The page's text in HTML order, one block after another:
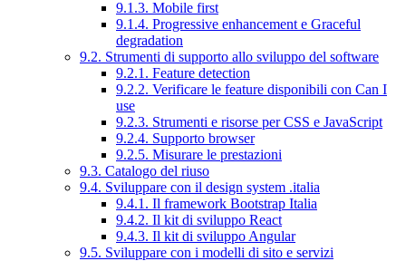
9.1.3. Mobile first
9.1.4. Progressive enhancement e Graceful
degradation
9.2. Strumenti di supporto allo sviluppo del software
9.2.1. Feature detection
9.2.2. Verificare le feature disponibili con Can I
use
9.2.3. Strumenti e risorse per CSS e JavaScript
9.2.4. Supporto browser
9.2.5. Misurare le prestazioni
9.3. Catalogo del riuso
9.4. Sviluppare con il design system .italia
9.4.1. Il framework Bootstrap Italia
9.4.2. Il kit di sviluppo React
9.4.3. Il kit di sviluppo Angular
9.5. Sviluppare con i modelli di sito e servizi